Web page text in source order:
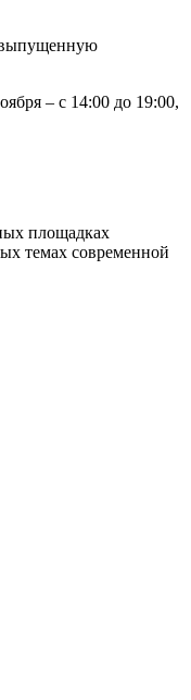
выпущенную
– с 14:00 до 19:00,
площадках
темах современной